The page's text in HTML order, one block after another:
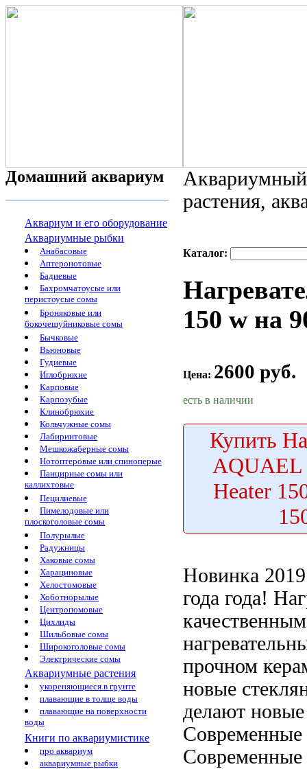
Домашний аквариум
Аквариум и его оборудование
Аквариумные рыбки
Анабасовые
Аптеронотовые
Бадиевые
Бахромчатоусые или
перистоусые сомы
Броняковые или
бокочешуйниковые сомы
Бычковые
Вьюновые
Гудиевые
Иглобрюхие
Карповые
Карпозубые
Клинобрюхие
Кольчужные сомы
Лабиринтовые
Мешкожаберные сомы
Нотоптеровые или спиноперые
Панцирные сомы или
каллихтовые
Пецилиевые
Пимелодовые или
плоскоголовые сомы
Полурылые
Радужницы
Хаковые сомы
Харациновые
Хелостомовые
Хоботнорылые
Центропомовые
Цихлиды
Шильбовые сомы
Широкоголовые сомы
Электрические сомы
Аквариумные растения
укореняющиеся в грунте
плавающие в толще воды
плавающие на поверхности
воды
Книги по аквариумистике
про аквариум
аквариумные рыбки
растения,
Каталог:
150 w на
Цена: 2600 руб.
есть в наличии
Купить
AQUAEL
Heater
Новинка
года года!
качественным
прочном
новые
делают новые
Современные
Современные